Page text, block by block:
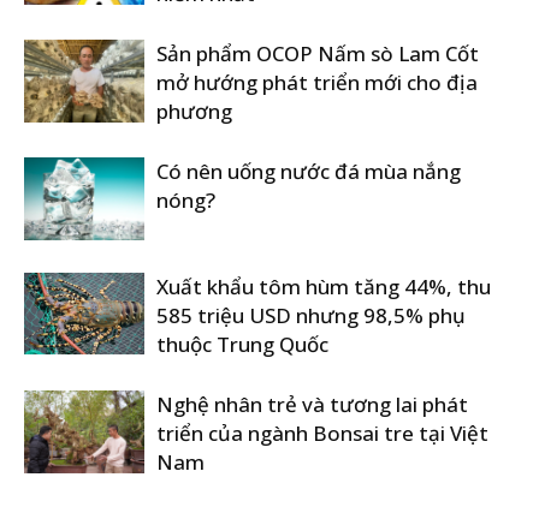
Sản phẩm OCOP Nấm sò Lam Cốt
mở hướng phát triển mới cho địa
phương
Có nên uống nước đá mùa nắng
nóng?
Xuất khẩu tôm hùm tăng 44%, thu
585 triệu USD nhưng 98,5% phụ
thuộc Trung Quốc
Nghệ nhân trẻ và tương lai phát
triển của ngành Bonsai tre tại Việt
Nam